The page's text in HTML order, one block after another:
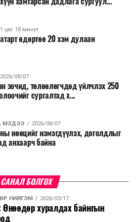
1 цаг 18 минут
өдөртөө 20 хэм дулаан
2026/08/07
зочид, төлөөлөгчдөд үйлчлэх 250
сургалтад х...
МЭДЭЭ 2026/08/07
нөөцийг нэмэгдүүлэх, доголдлыг
анхаарч байна
САНАЛ БОЛГОХ
НИЙГЭМ 2026/03/17
хуралдах байнгын